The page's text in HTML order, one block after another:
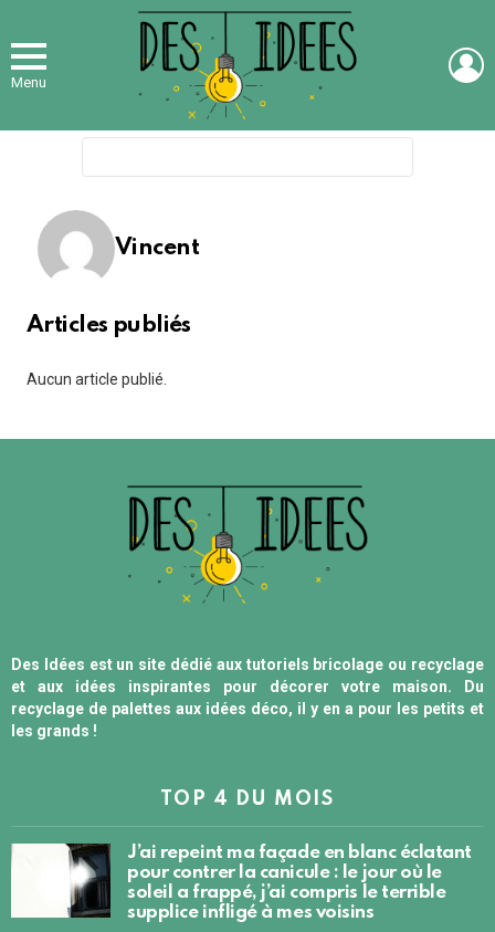
Menu
Vincent
Articles publiés
Aucun article publié.
Des Idées est un site dédié aux tutoriels bricolage ou recyclage
et aux idées inspirantes pour décorer votre maison. Du
recyclage de palettes aux idées déco, il y en a pour les petits et
les grands !
TOP 4 DU MOIS
J’ai repeint ma façade en blanc éclatant
pour contrer la canicule : le jour où le
soleil a frappé, j’ai compris le terrible
supplice infligé à mes voisins